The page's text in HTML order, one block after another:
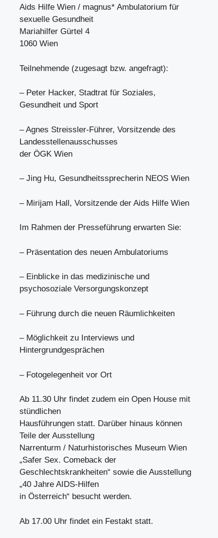
Aids Hilfe Wien / magnus* Ambulatorium für
sexuelle Gesundheit
Mariahilfer Gürtel 4
1060 Wien
Teilnehmende (zugesagt bzw. angefragt):
– Peter Hacker, Stadtrat für Soziales,
Gesundheit und Sport
– Agnes Streissler-Führer, Vorsitzende des
Landesstellenausschusses
der ÖGK Wien
– Jing Hu, Gesundheitssprecherin NEOS Wien
– Mirijam Hall, Vorsitzende der Aids Hilfe Wien
Im Rahmen der Presseführung erwarten Sie:
– Präsentation des neuen Ambulatoriums
– Einblicke in das medizinische und
psychosoziale Versorgungskonzept
– Führung durch die neuen Räumlichkeiten
– Möglichkeit zu Interviews und
Hintergrundgesprächen
– Fotogelegenheit vor Ort
Ab 11.30 Uhr findet zudem ein Open House mit
stündlichen
Hausführungen statt. Darüber hinaus können
Teile der Ausstellung
Narrenturm / Naturhistorisches Museum Wien
„Safer Sex. Comeback der
Geschlechtskrankheiten“ sowie die Ausstellung
„40 Jahre AIDS-Hilfen
in Österreich“ besucht werden.
Ab 17.00 Uhr findet ein Festakt statt.